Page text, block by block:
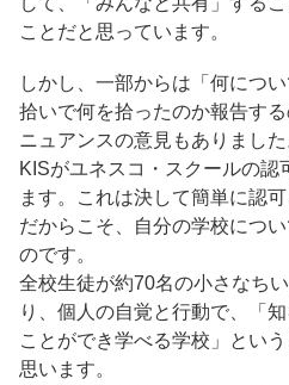
ことだと思っています。
しかし、一部からは「何につ
拾いで何を拾ったのか報告す
ニュアンスの意見もありました
KISがユネスコ・スクールの認
ます。これは決して簡単に認
だからこそ、自分の学校につ
のです。
全校生徒が約70名の小さなち
り、個人の自覚と行動で、「
ことができ学べる学校」とい
思います。